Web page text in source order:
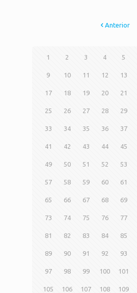
Anterior
1 2 3 4 5
9 10 11 12 13
17 18 19 20 21
25 26 27 28 29
33 34 35 36 37
41 42 43 44 45
49 50 51 52 53
57 58 59 60 61
65 66 67 68 69
73 74 75 76 77
81 82 83 84 85
89 90 91 92 93
97 98 99 100 101
105 106 107 108 109